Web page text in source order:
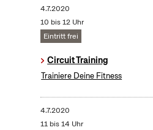
4.7.2020
10 bis 12 Uhr
Eintritt frei
Circuit Training
Trainiere Deine Fitness
4.7.2020
11 bis 14 Uhr